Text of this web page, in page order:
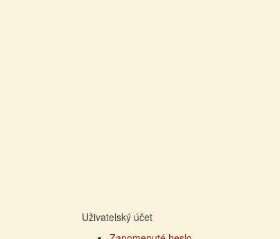
Uživatelský účet